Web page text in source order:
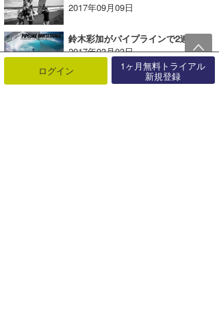
2017年09月09日
鈴木彩加がパイプラインで2連覇を達成！！
2017年03月03日
ISAワールドパラサーフィン選手権に波伝説アンバサダーの勝倉直道氏が出発！
ログイン 1ヶ月無料トライアル
新規登録